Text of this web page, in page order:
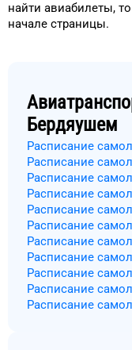
найти авиабилеты, то
начале страницы.
Бердяушем
Расписание
Расписание
Расписание
Расписание
Расписание
Расписание
Расписание
Расписание
Расписание
Расписание
Расписание